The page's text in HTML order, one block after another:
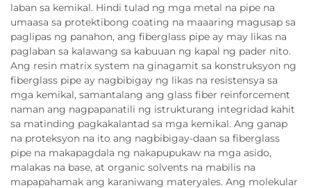
laban sa kemikal. Hindi tulad ng mga metal na pipe na
umaasa sa protektibong coating na maaaring magusap sa
paglipas ng panahon, ang fiberglass pipe ay may likas na
paglaban sa kalawang sa kabuuan ng kapal ng pader nito.
Ang resin matrix system na ginagamit sa konstruksyon ng
fiberglass pipe ay nagbibigay ng likas na resistensya sa
mga kemikal, samantalang ang glass fiber reinforcement
naman ang nagpapanatili ng istrukturang integridad kahit
sa matinding pagkakalantad sa mga kemikal. Ang ganap
na proteksyon na ito ang nagbibigay-daan sa fiberglass
pipe na makapagdala ng nakapupukaw na mga asido,
malakas na base, at organic solvents na mabilis na
mapapahamak ang karaniwang materyales. Ang molekular